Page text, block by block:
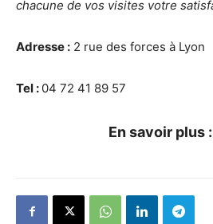
chacune de vos visites votre
Adresse : 2 rue des forces à Lyon
Tel : 04 72 41 89 57
En savoir plus :